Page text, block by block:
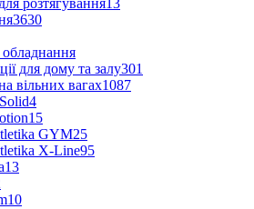
розтягування13
3630
для дому та залу301
вільних вагах1087
4
15
GYM25
X-Line95
13
10